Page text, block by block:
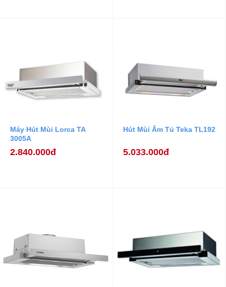
Máy Hút Mùi Lorca TA
3005A
2.840.000đ
Hút Mùi Âm Tủ Teka TL192
5.033.000đ